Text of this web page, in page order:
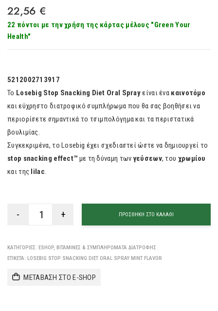
22,56 €
5212002713917
Το Losebig Stop Snacking Diet Oral Sprayείναι ένα καινοτόμο
και εύχρηστο διατροφικό συμπλήρωμα που θα σας βοηθήσει να
περιορίσετε σημαντικά το τσιμπολόγημα και τα περιστατικά
βουλιμίας.
Συγκεκριμένα, το Losebig έχει σχεδιαστεί ώστε να δημιουργεί το
stop snacking effect™ με τη δύναμη των γεύσεων, του χρωμίου
και της lilac.
22 πόντοι με την χρήση της κάρτας μέλους "Green Your
Health"
ΠΡΟΣΘΉΚΗ ΣΤΟ ΚΑΛΆΘΙ
ΚΑΤΗΓΟΡΊΕΣ: ESHOP, ΒΙΤΑΜΊΝΕΣ & ΣΥΜΠΛΗΡΏΜΑΤΑ ΔΙΑΤΡΟΦΉΣ
ΕΤΙΚΈΤΑ: LOSEBIG STOP SNACKING DIET ORAL SPRAY MINT FLAVOR
ΜΕΤΑΒΑΣΗ ΣΤΟ E-SHOP